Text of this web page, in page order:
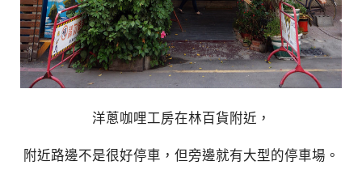
洋蔥咖哩工房在林百貨附近，
附近路邊不是很好停車，但旁邊就有大型的停車場。